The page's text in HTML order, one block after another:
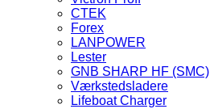
CTEK
Forex
LANPOWER
Lester
GNB SHARP HF (SMC)
Værkstedsladere
Lifeboat Charger